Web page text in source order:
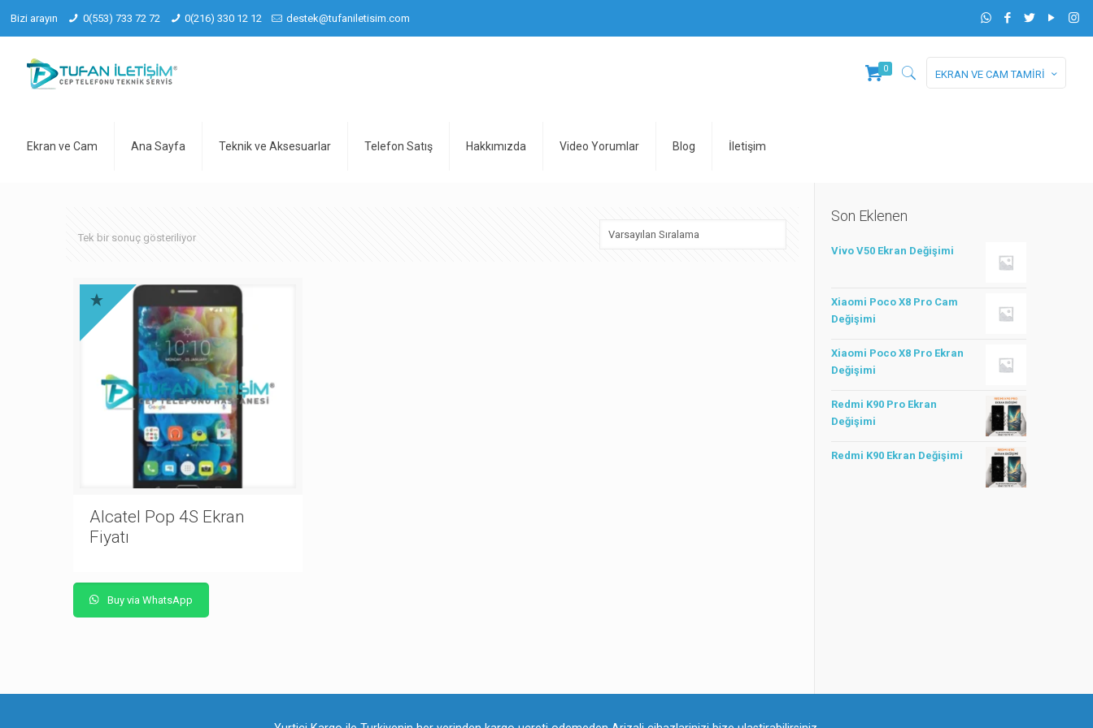
Bizi arayın 0(553) 733 72 72 0(216) 330 12 12 destek@tufaniletisim.com
Ekran ve Cam Ana Sayfa Teknik ve Aksesuarlar Telefon Satış Hakkımızda Video Yorumlar Blog İletişim
0 EKRAN VE CAM TAMİRİ
Tek bir sonuç gösteriliyor
Alcatel Pop 4S Ekran
Fiyatı
Buy via WhatsApp
Son Eklenen
Vivo V50 Ekran Değişimi
Xiaomi Poco X8 Pro Cam
Değişimi
Xiaomi Poco X8 Pro Ekran
Değişimi
Redmi K90 Pro Ekran
Değişimi
Redmi K90 Ekran Değişimi